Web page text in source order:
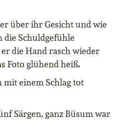
über ihr Gesicht und wie
Schuldgefühle
die Hand rasch wieder
Foto glühend heiß.
einem Schlag tot
Särgen, ganz Büsum war